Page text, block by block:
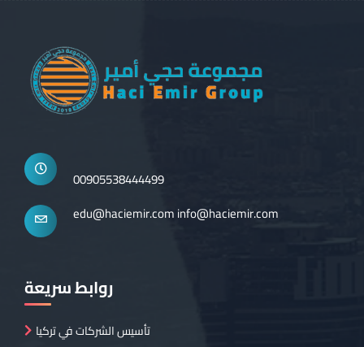
00905538444499
edu@haciemir.cominfo@haciemir.com
روابط سريعة
تأسيس الشركات في تركيا